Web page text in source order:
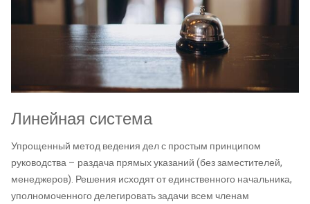
Линейная система
Упрощенный метод ведения дел с простым принципом
руководства – раздача прямых указаний (без заместителей,
менеджеров). Решения исходят от единственного начальника,
уполномоченного делегировать задачи всем членам